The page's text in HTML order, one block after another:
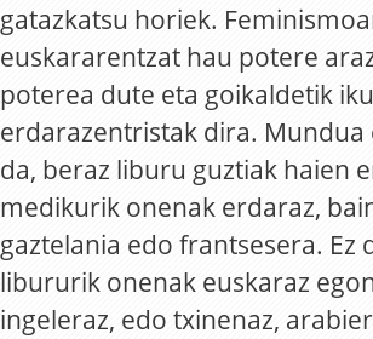
gatazkatsu horiek.
euskararentzat hau potere
poterea dute eta goikaldetik
erdarazentristak dira.
da, beraz liburu guztiak haien
medikurik onenak erdaraz,
gaztelania edo frantsesera. Ez
libururik onenak euskaraz
ingeleraz, edo txinenaz,